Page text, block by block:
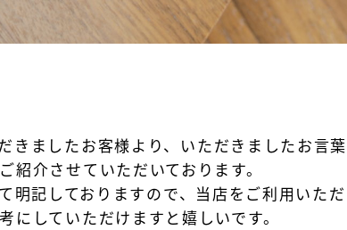
きましたお客様より、 いただきましたお言
ご紹介させていただいております。
明記しておりますので、 当店をご利用いただ
にしていただけますと嬉しいです。